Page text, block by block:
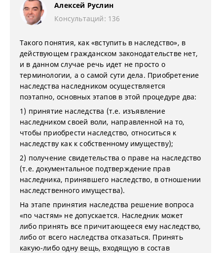
Алексей Руслин
Консультаций: 136
Такого понятия, как «вступить в наследство», в
действующем гражданском законодательстве нет,
и в данном случае речь идет не просто о
терминологии, а о самой сути дела. Приобретение
наследства наследником осуществляется
поэтапно, основных этапов в этой процедуре два:
1) принятие наследства (т.е. изъявление
наследником своей воли, направленной на то,
чтобы приобрести наследство, относиться к
наследству как к собственному имуществу);
2) получение свидетельства о праве на наследство
(т.е. документальное подтверждение прав
наследника, принявшего наследство, в отношении
наследственного имущества).
На этапе принятия наследства решение вопроса
«по частям» не допускается. Наследник может
либо принять все причитающееся ему наследство,
либо от всего наследства отказаться. Принять
какую-либо одну вещь, входящую в состав